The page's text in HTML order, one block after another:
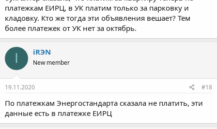
платежкам ЕИРЦ, в УК платим только за парковку и
кладовку. Кто же тогда эти объявления вешает? Тем
более платежек от УК нет за октябрь.
I iRЭN
New member
19.11.2020 #18
По платежкам Энергостандарта сказала не платить, эти
данные есть в платежке ЕИРЦ